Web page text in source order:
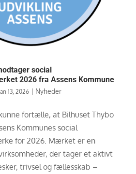
social
2026 fra Assens Kommune
13, 2026| Nyheder
fortælle, at Bilhuset Thybo
Kommunes social
for 2026. Mærket er en
der tager et aktivt
trivsel og fællesskab –